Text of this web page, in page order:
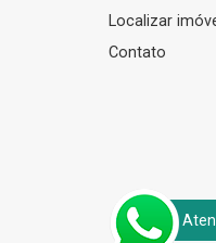
Localizar
Contato